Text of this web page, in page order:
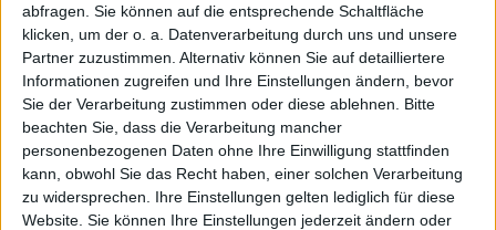
abfragen. Sie können auf die entsprechende Schaltfläche
klicken, um der o. a. Datenverarbeitung durch uns und unsere
Partner zuzustimmen. Alternativ können Sie auf detailliertere
Informationen zugreifen und Ihre Einstellungen ändern, bevor
Sie der Verarbeitung zustimmen oder diese ablehnen.
Bitte
beachten Sie, dass die Verarbeitung mancher
personenbezogenen Daten ohne Ihre Einwilligung stattfinden
kann, obwohl Sie das Recht haben, einer solchen Verarbeitung
zu widersprechen. Ihre Einstellungen gelten lediglich für diese
Website. Sie können Ihre Einstellungen jederzeit ändern oder